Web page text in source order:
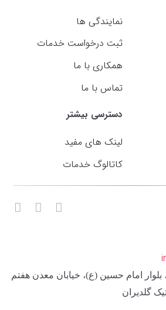
نمایندگی ها
ثبت درخواست خدمات
همکاری با ما
تماس با ما
دسترسی بیشتر
لینک های مفید
کاتالوگ خدمات
بلوار امام حسین (ع)، خیابان معدن هفتم
گلدیران